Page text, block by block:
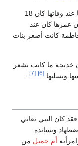
يجمعون على أن عمرها عند وفاتها كان 18
عمرها كان عند
كانت أصغر بنات
خديجة ما كانت تشعر
وتسليها [6]
[7]
.
كان النبي يعاني
وتسانده
أم جميل من